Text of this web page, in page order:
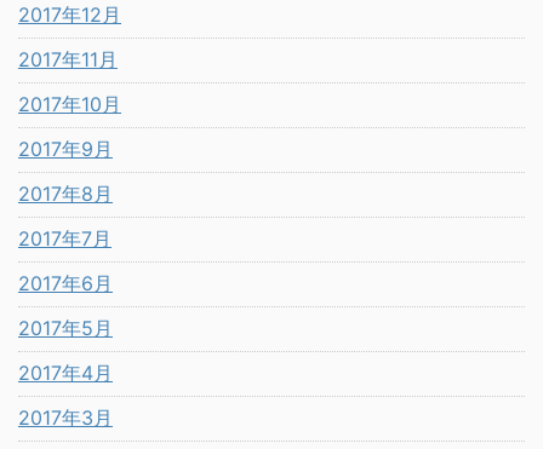
2017年12月
2017年11月
2017年10月
2017年9月
2017年8月
2017年7月
2017年6月
2017年5月
2017年4月
2017年3月